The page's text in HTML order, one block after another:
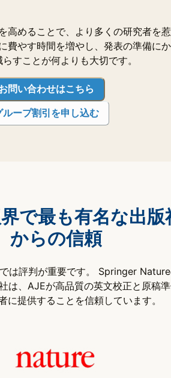
高めることで、より多くの研究者を
費やす時間を増やし、発表の準備に
すことが何よりも大切です。
問い合わせはこちら
ループ割引を申し込む
で最も有名な出版
からの信頼
は評判が重要です。 Springer
は、AJEが高品質の英文校正と原稿
に提供することを信頼しています。